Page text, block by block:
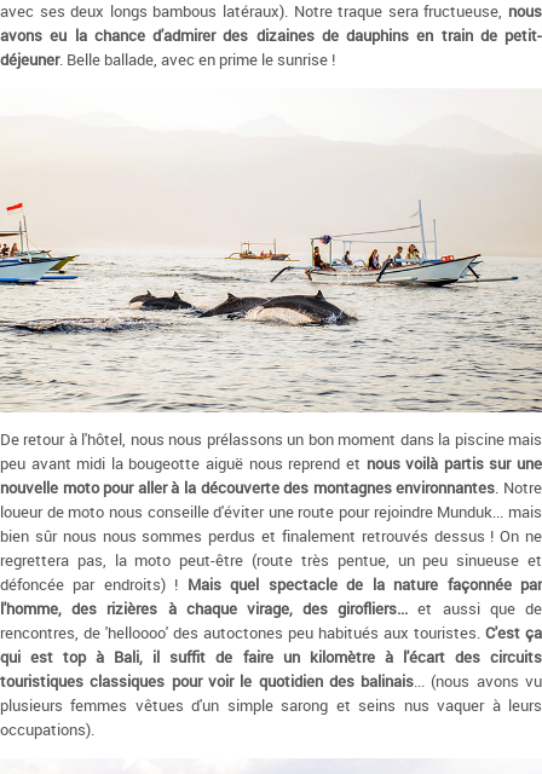
avec ses deux longs bambous latéraux). Notre traque sera fructueuse, nous
avons eu la chance d'admirer des dizaines de dauphins en train de petit-
déjeuner. Belle ballade, avec en prime le sunrise !
De retour à l'hôtel, nous nous prélassons un bon moment dans la piscine mais
peu avant midi la bougeotte aiguë nous reprend et nous voilà partis sur une
nouvelle moto pour aller à la découverte des montagnes environnantes. Notre
loueur de moto nous conseille d'éviter une route pour rejoindre Munduk... mais
bien sûr nous nous sommes perdus et finalement retrouvés dessus ! On ne
regrettera pas, la moto peut-être (route très pentue, un peu sinueuse et
défoncée par endroits) ! Mais quel spectacle de la nature façonnée par
l'homme, des rizières à chaque virage, des girofliers... et aussi que de
rencontres, de 'helloooo' des autoctones peu habitués aux touristes. C'est ça
qui est top à Bali, il suffit de faire un kilomètre à l'écart des circuits
touristiques classiques pour voir le quotidien des balinais... (nous avons vu
plusieurs femmes vêtues d'un simple sarong et seins nus vaquer à leurs
occupations).